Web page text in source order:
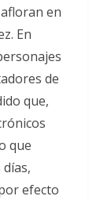
en
En
de
que,
que
efecto